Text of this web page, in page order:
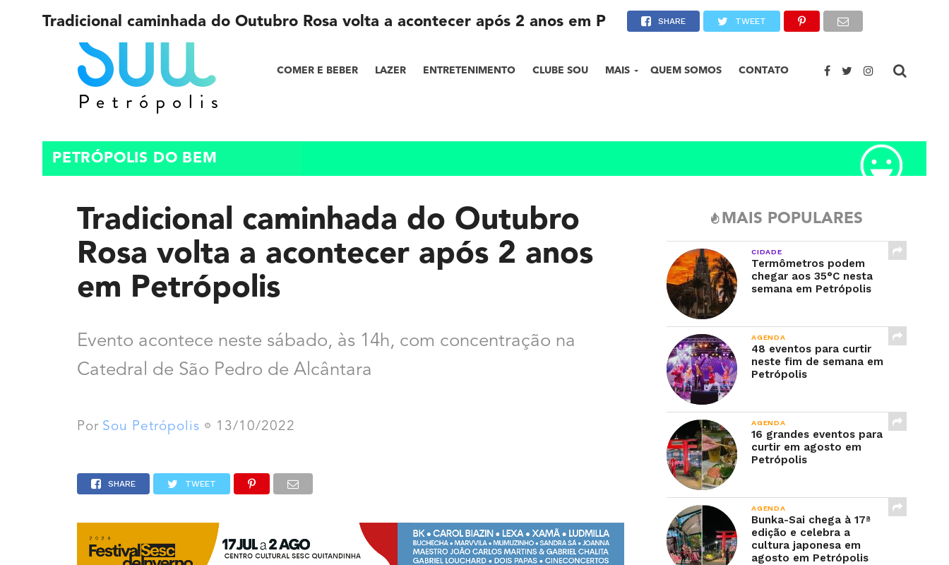
COMER E BEBER LAZER ENTRETENIMENTO CLUBE SOU MAIS QUEM SOMOS CONTATO
Tradicional caminhada do Outubro Rosa volta a acontecer após 2 anos em PetrópolisSHARE TWEET
PETRÓPOLIS DO BEM
Tradicional caminhada do Outubro
Rosa volta a acontecer após 2 anos
em Petrópolis
Evento acontece neste sábado, às 14h, com concentração na
Catedral de São Pedro de Alcântara
Por Sou Petrópolis 13/10/2022
SHARE TWEET
MAIS POPULARES
CIDADE
Termômetros podem
chegar aos 35°C nesta
semana em Petrópolis
AGENDA
48 eventos para curtir
neste fim de semana em
Petrópolis
AGENDA
16 grandes eventos para
curtir em agosto em
Petrópolis
AGENDA
Bunka-Sai chega à 17ª
edição e celebra a
cultura japonesa em
agosto em Petrópolis